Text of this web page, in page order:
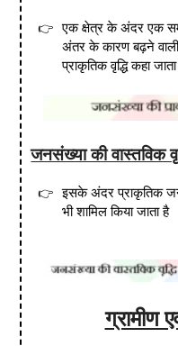
एक क्षेत्र के अंदर एक
अंतर के कारण बढ़ने
प्राकृतिक वृद्धि कहा
जनसंख्या की वास्तविक
इसके अंदर प्राकृतिक
भी शामिल किया जाता है
ग्रामीण